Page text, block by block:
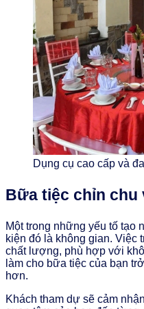
Dụng cụ cao cấp và
Bữa tiệc chỉn chu
Một trong những yếu tố tạo
kiện đó là không gian. Việc
chất lượng, phù hợp với
làm cho bữa tiệc của bạn
hơn.
Khách tham dự sẽ cảm